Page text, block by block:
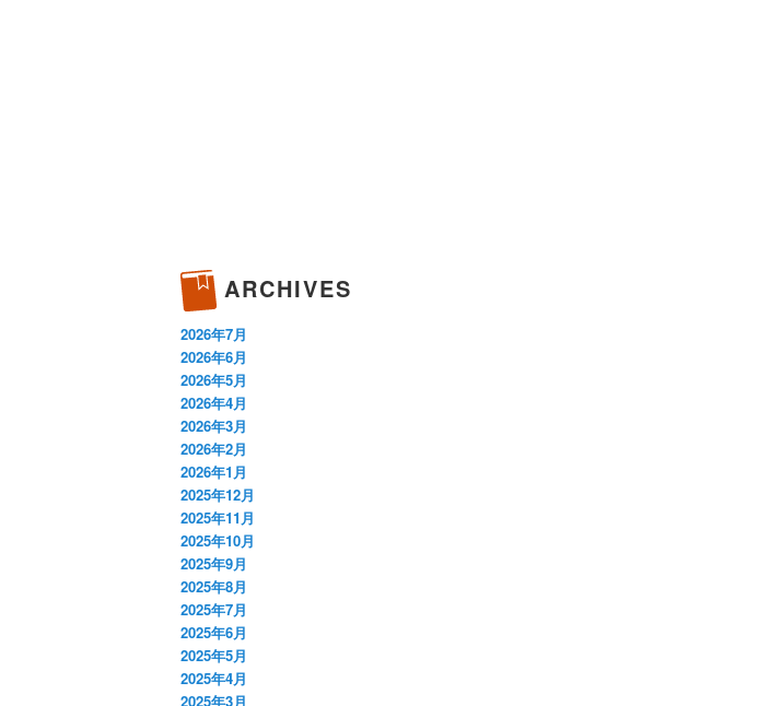
ARCHIVES
2026年7月
2026年6月
2026年5月
2026年4月
2026年3月
2026年2月
2026年1月
2025年12月
2025年11月
2025年10月
2025年9月
2025年8月
2025年7月
2025年6月
2025年5月
2025年4月
2025年3月